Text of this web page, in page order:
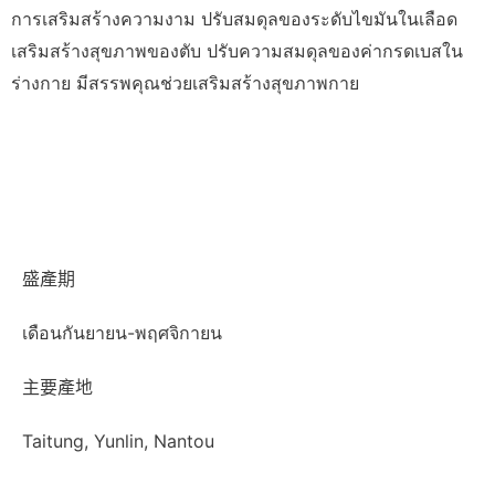
การเสริมสร้างความงาม ปรับสมดุลของระดับไขมันในเลือด
เสริมสร้างสุขภาพของตับ ปรับความสมดุลของค่ากรดเบสใน
ร่างกาย มีสรรพคุณช่วยเสริมสร้างสุขภาพกาย
盛產期
เดือนกันยายน-พฤศจิกายน
主要產地
Taitung, Yunlin, Nantou